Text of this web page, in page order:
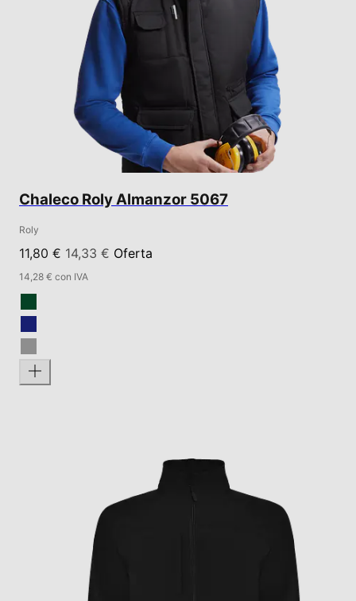
Chaleco Roly Almanzor 5067
Roly
11,80 € 14,33 € Oferta
14,28 € con IVA